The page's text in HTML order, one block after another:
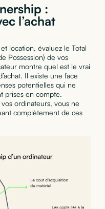
:
l’achat
location, évaluez le Total
Possession) de vos
montre quel est le vrai
Il existe une face
potentielles qui ne
prises en compte.
vos ordinateurs, vous ne
complètement de ces